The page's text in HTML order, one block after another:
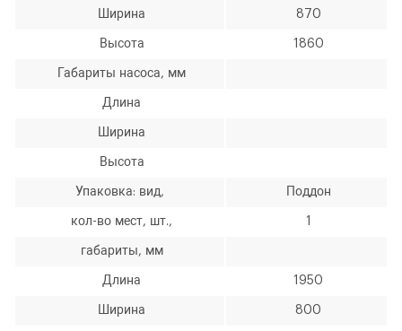
Ширина 870
Высота 1860
Габариты насоса, мм
Длина
Ширина
Высота
Упаковка: вид, Поддон
кол-во мест, шт., 1
габариты, мм
Длина 1950
Ширина 800
Пресс гидравлический П-60
на
еденицу
Количество
на
еденицу
ЗАКАЗАТЬ ЗВОНОК